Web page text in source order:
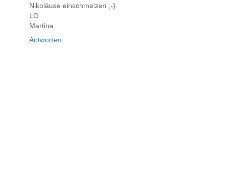
Nikoläuse einschmelzen ;-)
LG
Martina
Antworten